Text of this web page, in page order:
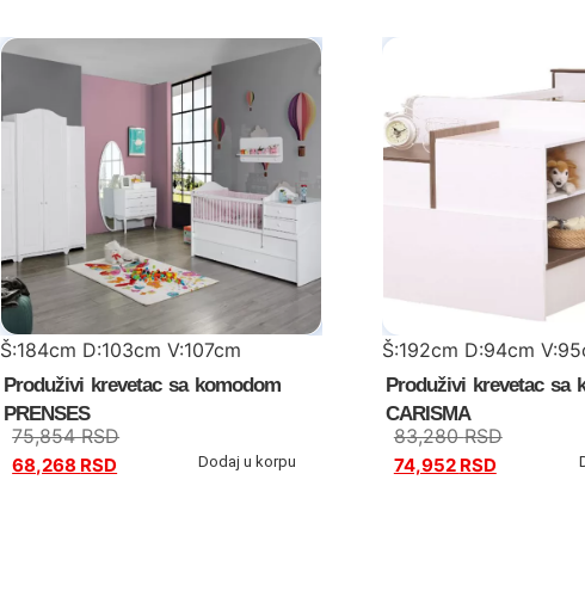
Š:184cm D:103cm V:107cm
Produživi krevetac sa komodom
PRENSES
75,854RSD
68,268 RSD Dodaj u korpu
Š:192cm D:94cm
Produživi krevetac sa
CARISMA
83,280RSD
74,952 RSD